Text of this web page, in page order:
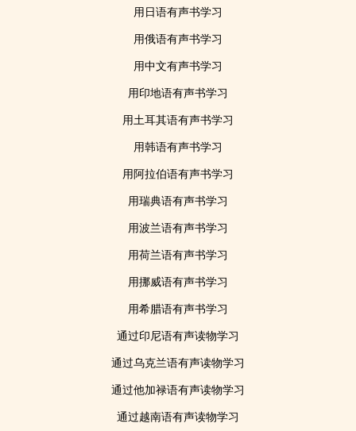
用日语有声书学习
用俄语有声书学习
用中文有声书学习
用印地语有声书学习
用土耳其语有声书学习
用韩语有声书学习
用阿拉伯语有声书学习
用瑞典语有声书学习
用波兰语有声书学习
用荷兰语有声书学习
用挪威语有声书学习
用希腊语有声书学习
通过印尼语有声读物学习
通过乌克兰语有声读物学习
通过他加禄语有声读物学习
通过越南语有声读物学习